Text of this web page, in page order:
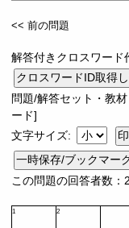
<< 前の問題
解答付きクロスワード
問題/解答セット・教
ード]
文字サイズ:
一時保存/ブックマー
この問題の回答者数：
1 2